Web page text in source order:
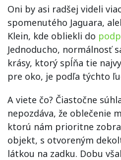
Oni by asi radšej videli
spomenutého Jaguara,
Klein, kde obliekli do
Jednoducho, normálnosť
krásy, ktorý spĺňa tie
pre oko, je podľa týchto
A viete čo? Čiastočne
nepozdáva, že oblečenie
ktorú nám prioritne
objekt, s otvoreným
látkou na zadku. Dobu